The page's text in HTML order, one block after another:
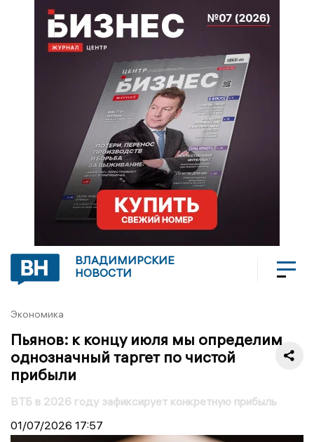
ВЛАДИМИРСКИЕ
НОВОСТИ
Экономика
Пьянов: к концу июля мы определим
однозначный таргет по чистой
прибыли
ВТБ в 2026 году зафиксирует конкретную прибыль
01/07/2026 17:57